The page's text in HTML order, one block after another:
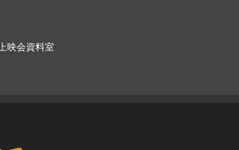
映会資料室